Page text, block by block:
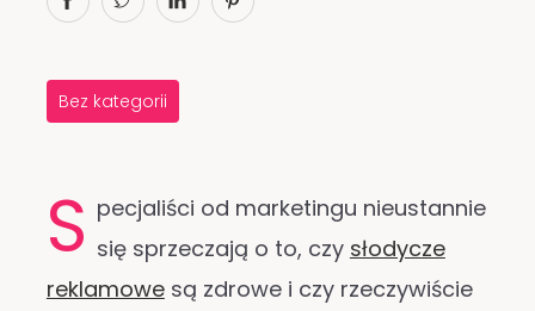
Bez kategorii
S pecjaliści od marketingu nieustannie
się sprzeczają o to, czy słodycze
reklamowesą zdrowe i czy rzeczywiście